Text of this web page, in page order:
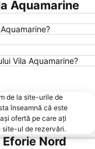
Cultură
Sfânta Maria
Iftimie Ilisei
Aquamarine
Vila Aquamarine?
de la site-urile de
înseamnă că este
ofertă pe care ați
ul de rezervări.
Nord